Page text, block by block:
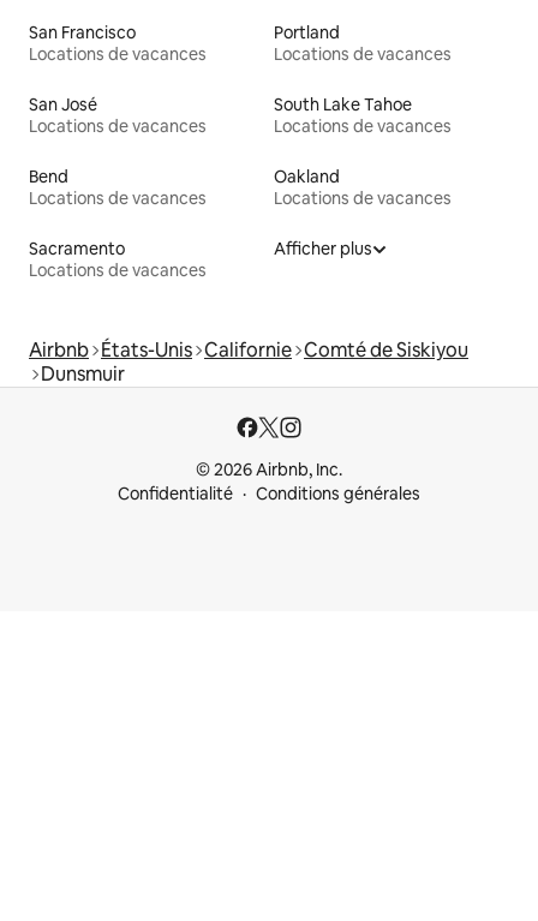
San Francisco
Locations de vacances
Portland
Locations de vacances
San José
Locations de vacances
South Lake Tahoe
Locations de vacances
Bend
Locations de vacances
Oakland
Locations de vacances
Sacramento
Locations de vacances
Afficher plus
Airbnb États-Unis Californie Comté de Siskiyou
Dunsmuir
© 2026 Airbnb, Inc.
Confidentialité
Conditions générales